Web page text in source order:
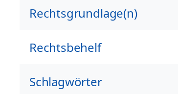
Rechtsgrundlage(n)
Rechtsbehelf
Schlagwörter